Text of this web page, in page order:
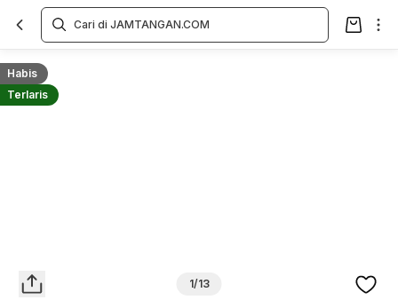
Habis
Terlaris
1/13
Overview